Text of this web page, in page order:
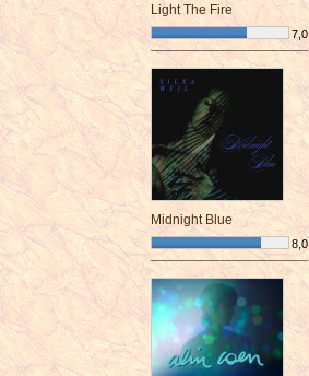
Light The Fire
7,0
¯¯¯¯¯¯¯¯¯¯¯¯¯¯¯¯¯¯¯¯¯¯¯¯
Midnight Blue
8,0
¯¯¯¯¯¯¯¯¯¯¯¯¯¯¯¯¯¯¯¯¯¯¯¯